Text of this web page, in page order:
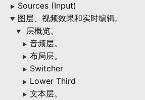
▶ Sources (Input)
▶ 图层、视频效果和实时编辑。
▶ 层概览。
▶ 音频层。
▶ 布局层。
▶ Switcher
▶ Lower Third
▶ 文本层。